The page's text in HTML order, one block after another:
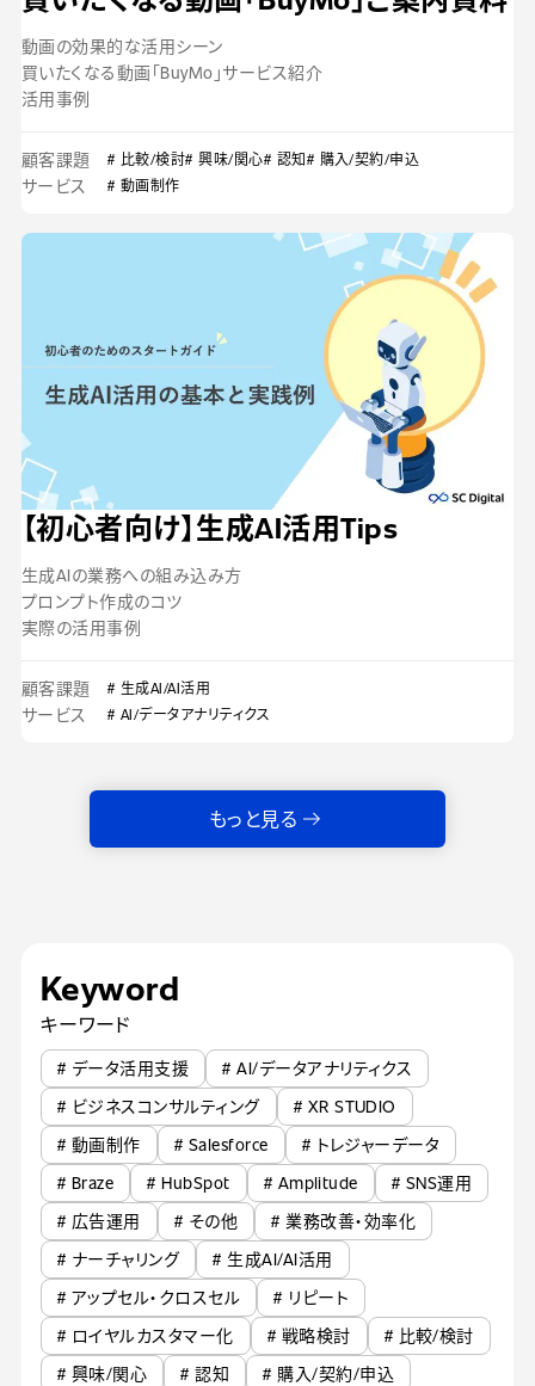
動画の効果的な活用シーン
買いたくなる動画「BuyMo」サービス紹介
活用事例
顧客課題 # 比較/検討# 興味/関心# 認知# 購入/契約/申込
サービス # 動画制作
【初心者向け】生成AI活用Tips
生成AIの業務への組み込み方
プロンプト作成のコツ
実際の活用事例
顧客課題 # 生成AI/AI活用
サービス # AI/データアナリティクス
もっと見る
Keyword
キーワード
# データ活用支援
# AI/データアナリティクス
# ビジネスコンサルティング
# XR STUDIO
# 動画制作
# Salesforce
# トレジャーデータ
# Braze
# HubSpot # Amplitude
# SNS運用
# 広告運用
# その他
# 業務改善・効率化
# ナーチャリング
# 生成AI/AI活用
# アップセル・クロスセル
# リピート
# ロイヤルカスタマー化
# 戦略検討
# 比較/検討
# 興味/関心
# 認知 # 購入/契約/申込